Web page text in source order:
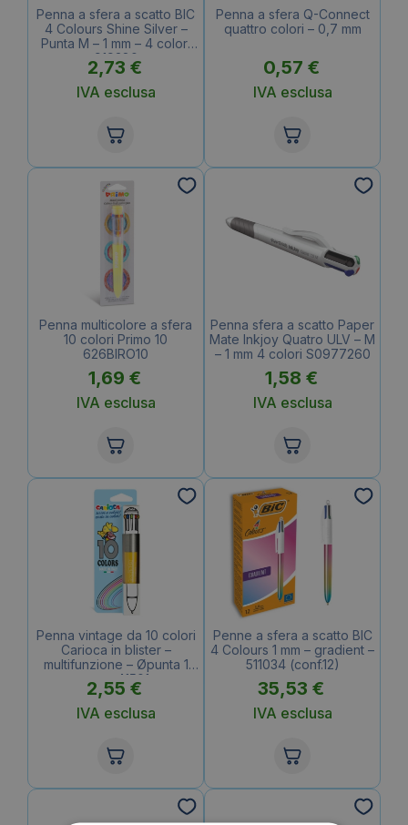
Penna a sfera a scatto BIC
4 Colours Shine Silver –
Punta M – 1 mm – 4 colori
919380
2,73 €
IVA esclusa
Penna a sfera Q-Connect
quattro colori – 0,7 mm
0,57 €
IVA esclusa
Penna multicolore a sfera
10 colori Primo 10
626BIRO10
1,69 €
IVA esclusa
Penna sfera a scatto Paper
Mate Inkjoy Quatro ULV – M
– 1 mm 4 colori S0977260
1,58 €
IVA esclusa
Penna vintage da 10 colori
Carioca in blister –
multifunzione – Øpunta 1
mm – 41501
2,55 €
IVA esclusa
Penne a sfera a scatto BIC
4 Colours 1 mm – gradient –
511034 (conf.12)
35,53 €
IVA esclusa